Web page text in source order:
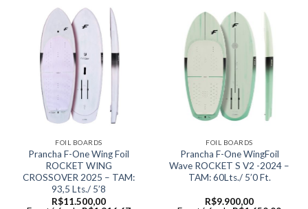
FOIL BOARDS
Prancha F-One Wing Foil
ROCKET WING
CROSSOVER 2025 – TAM:
93,5 Lts./ 5’8
R$11.500,00
FOIL BOARDS
Prancha F-One WingFoil
Wave ROCKET S V2 -2024 –
TAM: 60Lts./ 5’0 Ft.
R$9.900,00